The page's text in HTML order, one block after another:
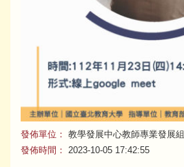
發佈單位： 教學發展中心教師專業發展組
發佈時間：
2023-10-05 17:42:55